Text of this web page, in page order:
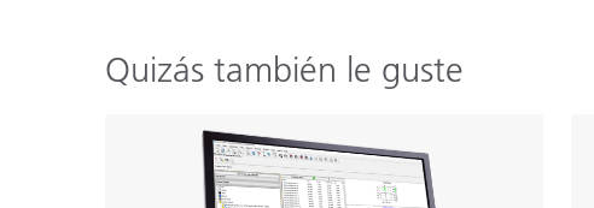
Quizás también le guste